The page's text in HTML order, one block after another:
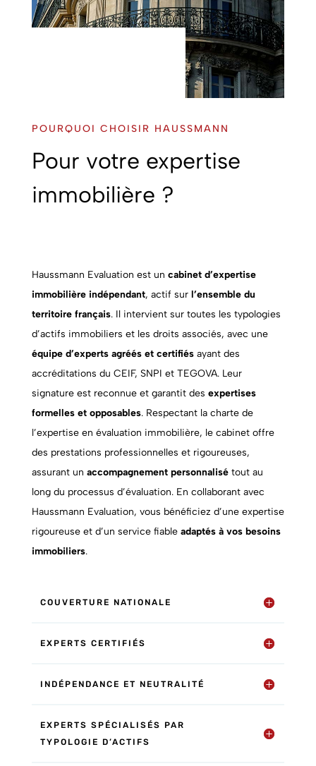
POURQUOI CHOISIR HAUSSMANN
Pour votre expertise
immobilière ?
Haussmann Evaluation est un cabinet d’expertise
immobilière indépendant, actif sur l’ensemble du
territoire français. Il intervient sur toutes les typologies
d’actifs immobiliers et les droits associés, avec une
équipe d’experts agréés et certifiésayant des
accréditations du CEIF, SNPI et TEGOVA. Leur
signature est reconnue et garantit des expertises
formelles et opposables. Respectant la charte de
l’expertise en évaluation immobilière, le cabinet offre
des prestations professionnelles et rigoureuses,
assurant un accompagnement personnalisétout au
long du processus d’évaluation. En collaborant avec
Haussmann Evaluation, vous bénéficiez d’une expertise
rigoureuse et d’un service fiable adaptés à vos besoins
immobiliers.
COUVERTURE NATIONALE
EXPERTS CERTIFIÉS
INDÉPENDANCE ET NEUTRALITÉ
EXPERTS SPÉCIALISÉS PAR
TYPOLOGIE D’ACTIFS